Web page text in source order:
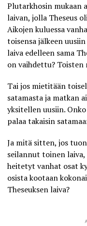
Plutarkhosin mukaan
laivan, jolla Theseus
Aikojen kuluessa
toisensa jälkeen
laiva edelleen sama
on vaihdettu? Toisten
Tai jos mietitään
satamasta ja matkan
yksitellen uusiin. Onko
palaa takaisin
Ja mitä sitten, jos
seilannut toinen
heitetyt vanhat osat
osista kootaan
Theseuksen laiva?